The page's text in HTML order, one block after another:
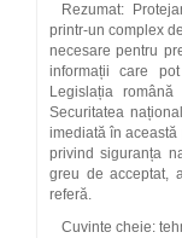
Rezumat:
printr-un complex
necesare pentru
informații care
Legislația
Securitatea
imediată în
privind siguranța
greu de acceptat,
referă.
Cuvinte cheie: